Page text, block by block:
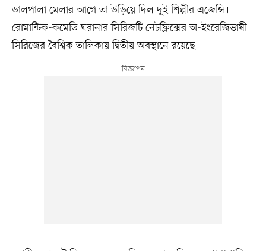
ডালপালা মেলার আগে তা উড়িয়ে দিল দুই শিল্পীর এজেন্সি।
রোমান্টিক-কমেডি ঘরানার সিরিজটি নেটফ্লিক্সের অ-ইংরেজিভাষী
সিরিজের বৈশ্বিক তালিকায় দ্বিতীয় অবস্থানে রয়েছে।